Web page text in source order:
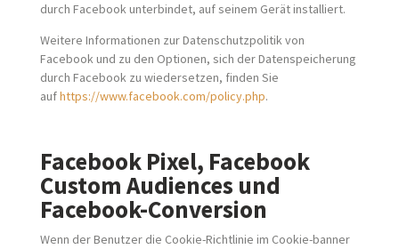
durch Facebook unterbindet, auf seinem Gerät installiert.
Weitere Informationen zur Datenschutzpolitik von
Facebook und zu den Optionen, sich der Datenspeicherung
durch Facebook zu wiedersetzen, finden Sie
aufhttps://www.facebook.com/policy.php.
Facebook Pixel, Facebook
Custom Audiences und
Facebook-Conversion
Wenn der Benutzer die Cookie-Richtlinie im Cookie-banner